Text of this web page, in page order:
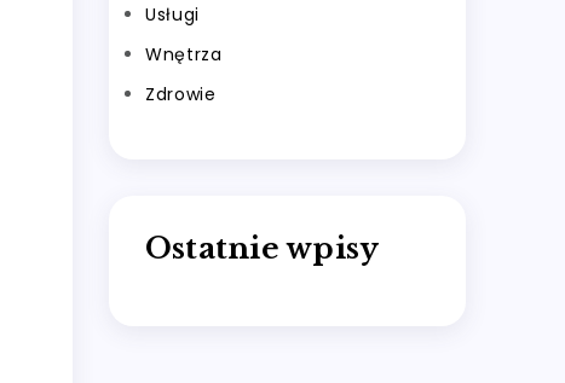
Usługi
Wnętrza
Zdrowie
Ostatnie wpisy